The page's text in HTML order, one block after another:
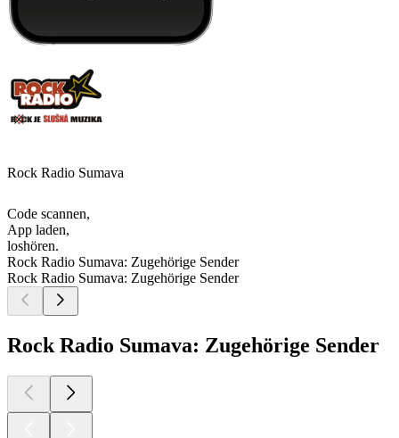
Rock Radio Sumava
Code scannen,
App laden,
loshören.
Rock Radio Sumava: Zugehörige Sender
Rock Radio Sumava: Zugehörige Sender
Rock Radio Sumava: Zugehörige Sender